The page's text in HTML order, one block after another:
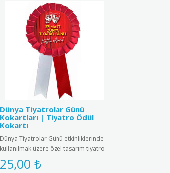
Dünya Tiyatrolar Günü
Kokartları | Tiyatro Ödül
Kokartı
Dünya Tiyatrolar Günü etkinliklerinde
kullanılmak üzere özel tasarım tiyatro
kokartları. Bu şık koka..
25,00 ₺